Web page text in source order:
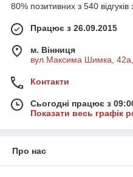
80% позитивних з 540 відгуків
Працює з 26.09.2015
м. Вінниця
вул.Максима Шимка, 42а,
Контакти
Сьогодні працює з
Показати весь графік
Про нас